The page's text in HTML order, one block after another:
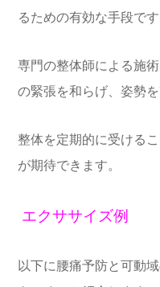
るための有効な手段です
専門の整体師による施
の緊張を和らげ、姿勢
整体を定期的に受ける
が期待できます。
エクササイズ例
以下に腰痛予防と可動